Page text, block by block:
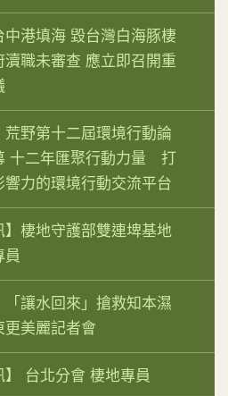
中港填海 毀台灣白海豚棲
職未審查 應立即召開重
荒野第十二屆環境行動論
十二年匯聚行動力量 打
響力的環境行動交流平台
】棲地守護部雙連埤基地
員
「讓水回來」搶救知本濕
更美麗記者會
】 台北分會 棲地專員